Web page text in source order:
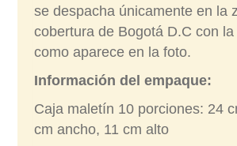
se despacha únicamente en la
cobertura de Bogotá D.C con
como aparece en la foto.
Información del empaque:
Caja maletín 10 porciones: 24
cm ancho, 11 cm alto